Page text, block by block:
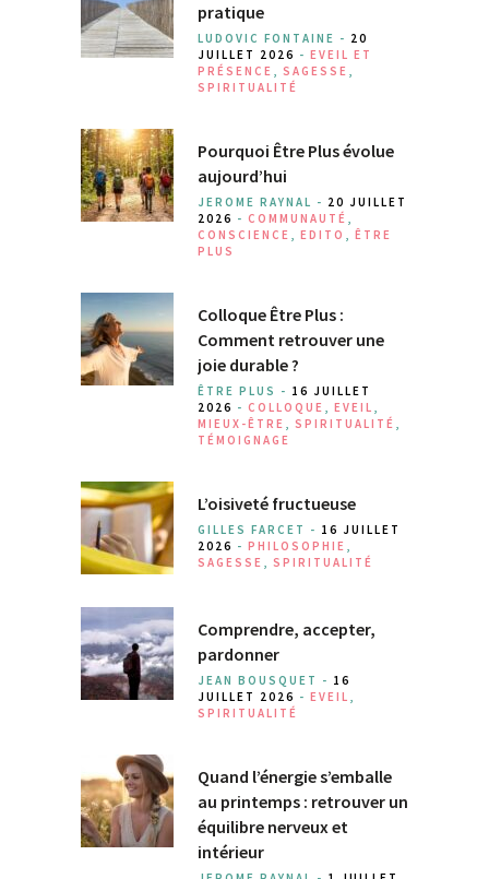
pratique
LUDOVIC FONTAINE - 20
JUILLET 2026 - EVEIL ET
PRÉSENCE , SAGESSE ,
SPIRITUALITÉ
Pourquoi Être Plus évolue
aujourd’hui
JEROME RAYNAL - 20 JUILLET
2026 - COMMUNAUTÉ ,
CONSCIENCE , EDITO , ÊTRE
PLUS
Colloque Être Plus :
Comment retrouver une
joie durable ?
ÊTRE PLUS - 16 JUILLET
2026 - COLLOQUE , EVEIL ,
MIEUX-ÊTRE , SPIRITUALITÉ ,
TÉMOIGNAGE
L’oisiveté fructueuse
GILLES FARCET - 16 JUILLET
2026 - PHILOSOPHIE ,
SAGESSE , SPIRITUALITÉ
Comprendre, accepter,
pardonner
JEAN BOUSQUET - 16
JUILLET 2026 - EVEIL ,
SPIRITUALITÉ
Quand l’énergie s’emballe
au printemps : retrouver un
équilibre nerveux et
intérieur